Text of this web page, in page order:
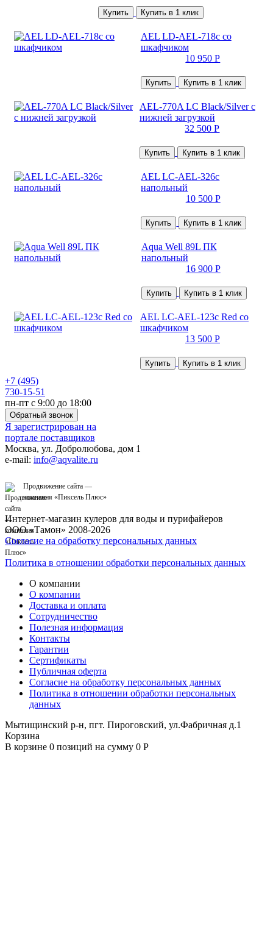
Купить Купить в 1 клик
AEL LD-AEL-718c со
шкафчиком
10 950 Р
Купить Купить в 1 клик
AEL-770A LC Black/Silver с
нижней загрузкой
32 500 Р
Купить Купить в 1 клик
AEL LC-AEL-326c
напольный
10 500 Р
Купить Купить в 1 клик
Aqua Well 89L ПК
напольный
16 900 Р
Купить Купить в 1 клик
AEL LC-AEL-123c Red со
шкафчиком
13 500 Р
Купить Купить в 1 клик
+7 (495)
730-15-51
пн-пт с 9:00 до 18:00
Обратный звонок
Я зарегистрирован на
портале поставщиков
Москва, ул. Добролюбова, дом 1
e-mail: info@aqvalite.ru
Продвижение сайта —
компания «Пиксель Плюс»
Интернет-магазин кулеров для воды и пурифайеров
ООО «Тамон» 2008-2026
Согласие на обработку персональных данных
Политика в отношении обработки персональных данных
О компании
О компании
Доставка и оплата
Сотрудничество
Полезная информация
Контакты
Гарантии
Сертификаты
Публичная оферта
Согласие на обработку персональных данных
Политика в отношении обработки персональных
данных
Мытищинский р-н, пгт. Пироговский, ул.Фабричная д.1
Корзина
В корзине 0 позиций на сумму 0 Р